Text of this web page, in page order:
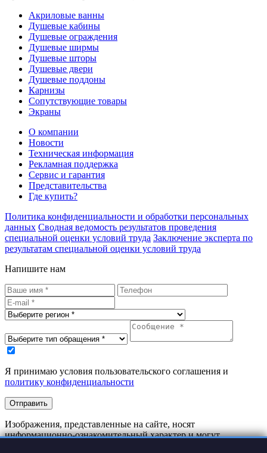
Акриловые ванны
Душевые кабины
Душевые ограждения
Душевые ширмы
Душевые шторы
Душевые двери
Душевые поддоны
Карнизы
Сопутствующие товары
Экраны
О компании
Новости
Техническая информация
Рекламная поддержка
Сервис и гарантия
Представительства
Где купить?
Политика конфиденциальности и обработки персональных
данных Сводная ведомость результатов проведения
специальной оценки условий труда Заключение эксперта по
результатам специальной оценки условий труда
Напишите нам
Я принимаю условия пользовательского соглашения и
политику конфиденциальности
Отправить
Изображения, представленные на сайте, носят
информационно-ознакомительный характер и могут